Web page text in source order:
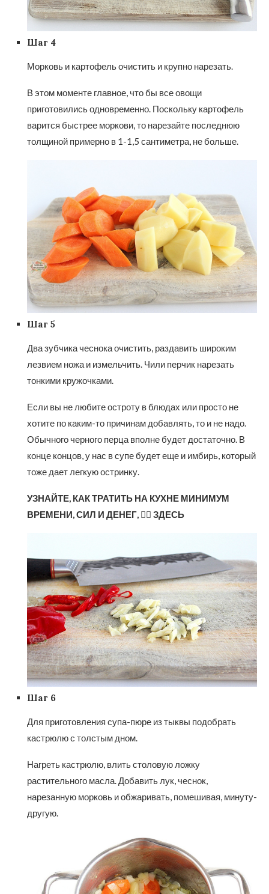
Шаг 4
Морковь и картофель очистить и крупно нарезать.
В этом моменте главное, что бы все овощи
приготовились одновременно. Поскольку картофель
варится быстрее моркови, то нарезайте последнюю
толщиной примерно в 1-1,5 сантиметра, не больше.
Шаг 5
Два зубчика чеснока очистить, раздавить широким
лезвием ножа и измельчить. Чили перчик нарезать
тонкими кружочками.
Если вы не любите остроту в блюдах или просто не
хотите по каким-то причинам добавлять, то и не надо.
Обычного черного перца вполне будет достаточно. В
конце концов, у нас в супе будет еще и имбирь, который
тоже дает легкую остринку.
УЗНАЙТЕ, КАК ТРАТИТЬ НА КУХНЕ МИНИМУМ
ВРЕМЕНИ, СИЛ И ДЕНЕГ, 👉🏻 ЗДЕСЬ
Шаг 6
Для приготовления супа-пюре из тыквы подобрать
кастрюлю с толстым дном.
Нагреть кастрюлю, влить столовую ложку
растительного масла. Добавить лук, чеснок,
нарезанную морковь и обжаривать, помешивая, минуту-
другую.